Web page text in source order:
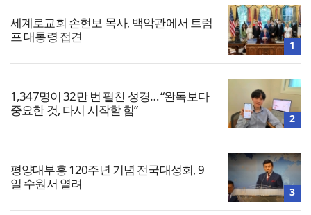
세계로교회 손현보 목사, 백악관에서 트럼
프 대통령 접견
1
1,347명이 32만 번 펼친 성경… “완독보다
중요한 것, 다시 시작할 힘”
2
평양대부흥 120주년 기념 전국대성회, 9
일 수원서 열려
3